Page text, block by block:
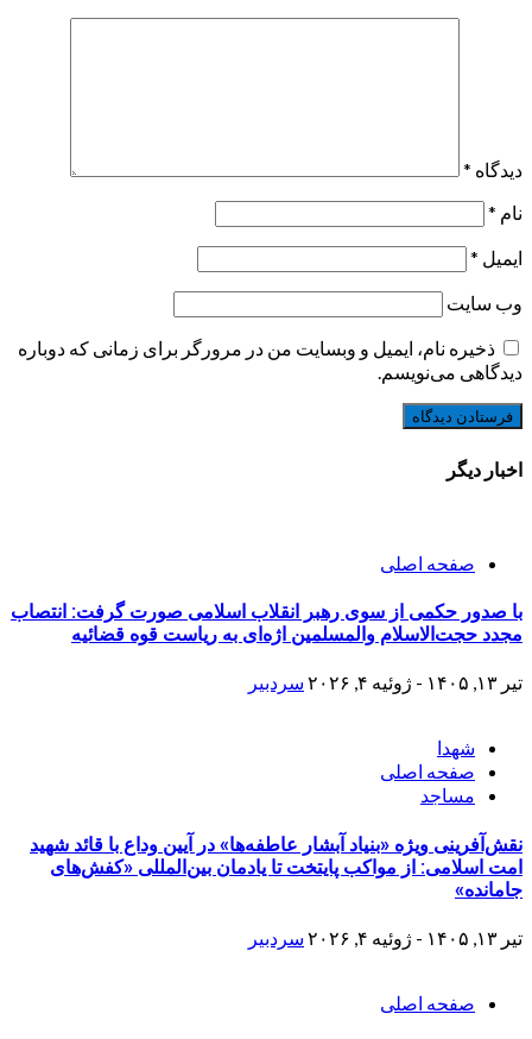
دیدگاه *
نام *
ایمیل *
وب‌ سایت
ذخیره نام، ایمیل و وبسایت من در مرورگر برای زمانی که دوباره
دیدگاهی می‌نویسم.
اخبار دیگر
صفحه اصلی
با صدور حکمی از سوی رهبر انقلاب اسلامی صورت گرفت: انتصاب
مجدد حجت‌الاسلام والمسلمین اژه‌ای به ریاست قوه قضائیه
تیر ۱۳, ۱۴۰۵ - ژوئیه ۴, ۲۰۲۶ سردبیر
شهدا
صفحه اصلی
مساجد
نقش‌آفرینی ویژه «بنیاد آبشار عاطفه‌ها» در آیین وداع با قائد شهید
امت اسلامی: از مواکب پایتخت تا یادمان بین‌المللی «کفش‌های
جامانده»
تیر ۱۳, ۱۴۰۵ - ژوئیه ۴, ۲۰۲۶ سردبیر
صفحه اصلی